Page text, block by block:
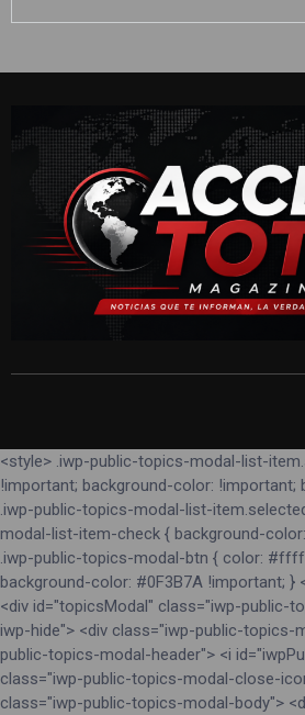
<style> .iwp-public-topics-modal-list-
!important; background-color: !important;
.iwp-public-topics-modal-list-
modal-list-item-check { background-
.iwp-public-topics-modal-btn { color:
background-color: #0F3B7A !important; }
<div id="topicsModal" class="iwp-public-
iwp-hide"> <div class="iwp-public-topics-
public-topics-modal-header"> <i
class="iwp-public-topics-modal-close-
class="iwp-public-topics-modal-body">